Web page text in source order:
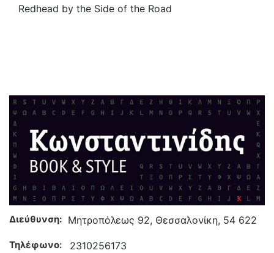
Redhead by the Side of the Road
Διεύθυνση: Μητροπόλεως 92, Θεσσαλονίκη, 54 622
Τηλέφωνο: 2310256173